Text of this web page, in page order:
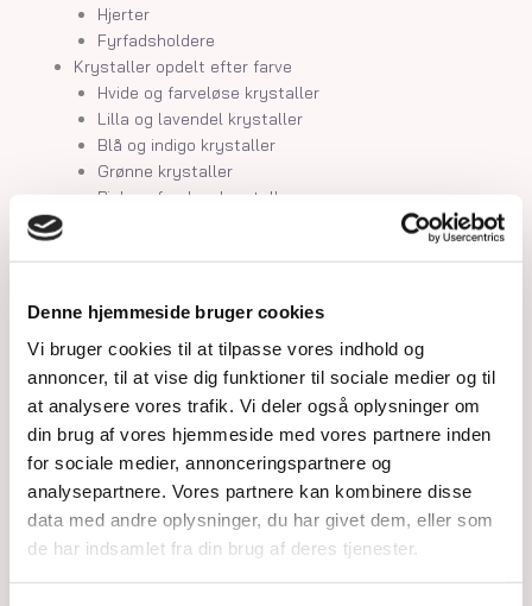
Denne hjemmeside bruger cookies
Vi bruger cookies til at tilpasse vores indhold og
annoncer, til at vise dig funktioner til sociale medier og til
at analysere vores trafik. Vi deler også oplysninger om
din brug af vores hjemmeside med vores partnere inden
for sociale medier, annonceringspartnere og
analysepartnere. Vores partnere kan kombinere disse
data med andre oplysninger, du har givet dem, eller som
de har indsamlet fra din brug af deres tjenester.
Hjerter
Fyrfadsholdere
Krystaller opdelt efter farve
Hvide og farveløse krystaller
Lilla og lavendel krystaller
Blå og indigo krystaller
Grønne krystaller
Pink og fersken krystaller
Smykker
Armbånd
Penduler
Ringe
Øreringe
Vedhæng
Røgelse og genopladning af krystaller
Skåle og fade
Orakelkort
Om